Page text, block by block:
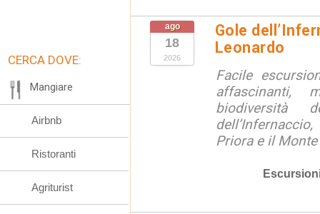
ago
18
2026
Gole
Leonardo
Facile
affascinanti,
biodiversità
Priora e il
CERCA DOVE:
Mangiare
Airbnb
Ristoranti
Agriturist